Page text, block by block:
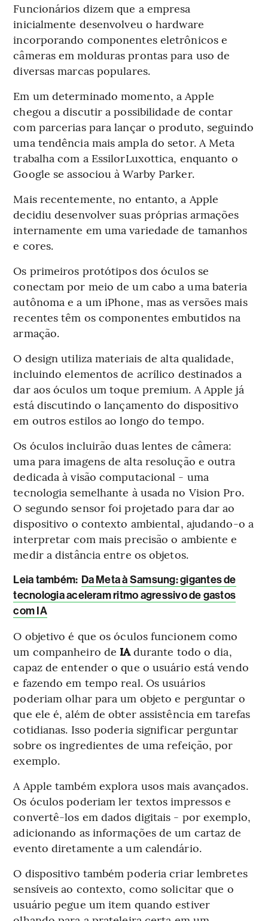
Funcionários dizem que a empresa
inicialmente desenvolveu o hardware
incorporando componentes eletrônicos e
câmeras em molduras prontas para uso de
diversas marcas populares.
Em um determinado momento, a Apple
chegou a discutir a possibilidade de contar
com parcerias para lançar o produto, seguindo
uma tendência mais ampla do setor. A Meta
trabalha com a EssilorLuxottica, enquanto o
Google se associou à Warby Parker.
Mais recentemente, no entanto, a Apple
decidiu desenvolver suas próprias armações
internamente em uma variedade de tamanhos
e cores.
Os primeiros protótipos dos óculos se
conectam por meio de um cabo a uma bateria
autônoma e a um iPhone, mas as versões mais
recentes têm os componentes embutidos na
armação.
O design utiliza materiais de alta qualidade,
incluindo elementos de acrílico destinados a
dar aos óculos um toque premium. A Apple já
está discutindo o lançamento do dispositivo
em outros estilos ao longo do tempo.
Os óculos incluirão duas lentes de câmera:
uma para imagens de alta resolução e outra
dedicada à visão computacional - uma
tecnologia semelhante à usada no Vision Pro.
O segundo sensor foi projetado para dar ao
dispositivo o contexto ambiental, ajudando-o a
interpretar com mais precisão o ambiente e
medir a distância entre os objetos.
Leia também: Da Meta à Samsung: gigantes de
tecnologia aceleram ritmo agressivo de gastos
com IA
O objetivo é que os óculos funcionem como
um companheiro de IAdurante todo o dia,
capaz de entender o que o usuário está vendo
e fazendo em tempo real. Os usuários
poderiam olhar para um objeto e perguntar o
que ele é, além de obter assistência em tarefas
cotidianas. Isso poderia significar perguntar
sobre os ingredientes de uma refeição, por
exemplo.
A Apple também explora usos mais avançados.
Os óculos poderiam ler textos impressos e
convertê-los em dados digitais - por exemplo,
adicionando as informações de um cartaz de
evento diretamente a um calendário.
O dispositivo também poderia criar lembretes
sensíveis ao contexto, como solicitar que o
usuário pegue um item quando estiver